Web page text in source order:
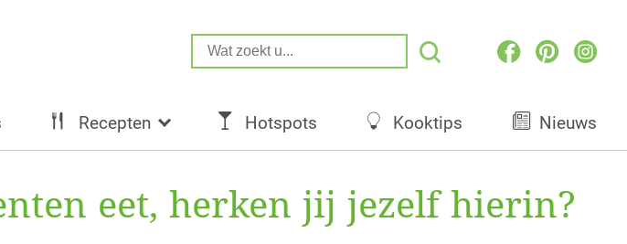
Recepten Hotspots Kooktips Nieuws
eet, herken jij jezelf hierin?